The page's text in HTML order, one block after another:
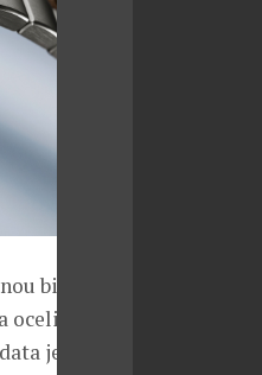
bicolour
oceli,
je